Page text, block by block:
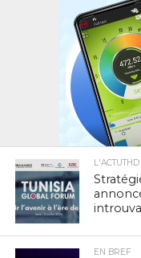
L'ACTUTHD
EN BREF